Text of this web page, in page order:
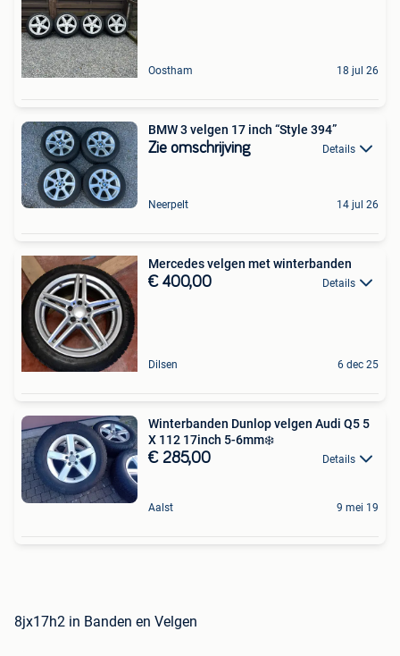
Oostham 18 jul 26
BMW 3 velgen 17 inch “Style 394”
Zie omschrijving Details
Neerpelt 14 jul 26
Mercedes velgen met winterbanden
€ 400,00 Details
Dilsen 6 dec 25
Winterbanden Dunlop velgen Audi Q5 5
X 112 17inch 5-6mm❄️
€ 285,00 Details
Aalst 9 mei 19
8jx17h2 in Banden en Velgen